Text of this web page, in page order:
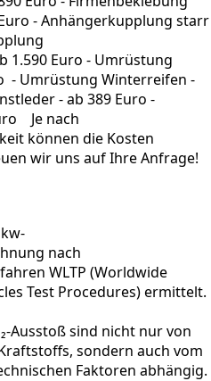
- Anhängerkupplung starr
1.590 Euro - Umrüstung
- Umrüstung Winterreifen -
- ab 389 Euro -
Je nach
können die Kosten
wir uns auf Ihre Anfrage!
nach
WLTP (Worldwide
Test Procedures) ermittelt.
Ausstoß sind nicht nur von
sondern auch vom
Faktoren abhängig.